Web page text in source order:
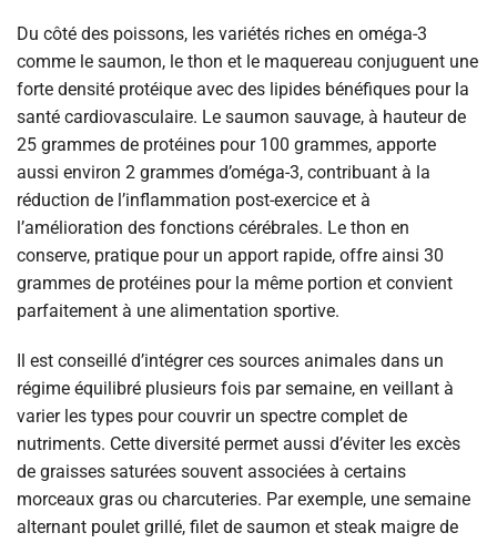
Du côté des poissons, les variétés riches en oméga-3
comme le saumon, le thon et le maquereau conjuguent une
forte densité protéique avec des lipides bénéfiques pour la
santé cardiovasculaire. Le saumon sauvage, à hauteur de
25 grammes de protéines pour 100 grammes, apporte
aussi environ 2 grammes d’oméga-3, contribuant à la
réduction de l’inflammation post-exercice et à
l’amélioration des fonctions cérébrales. Le thon en
conserve, pratique pour un apport rapide, offre ainsi 30
grammes de protéines pour la même portion et convient
parfaitement à une alimentation sportive.
Il est conseillé d’intégrer ces sources animales dans un
régime équilibré plusieurs fois par semaine, en veillant à
varier les types pour couvrir un spectre complet de
nutriments. Cette diversité permet aussi d’éviter les excès
de graisses saturées souvent associées à certains
morceaux gras ou charcuteries. Par exemple, une semaine
alternant poulet grillé, filet de saumon et steak maigre de